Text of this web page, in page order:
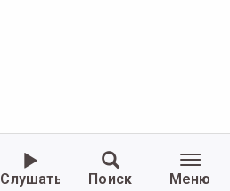
Слушать Поиск Меню